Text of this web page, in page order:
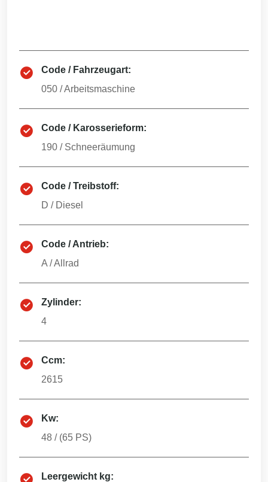
Code / Fahrzeugart:
050 /Arbeitsmaschine
Code / Karosserieform:
190 / Schneeräumung
Code / Treibstoff:
D / Diesel
Code / Antrieb:
A /Allrad
Zylinder:
4
Ccm:
2615
Kw:
48 / (65 PS)
Leergewicht kg: